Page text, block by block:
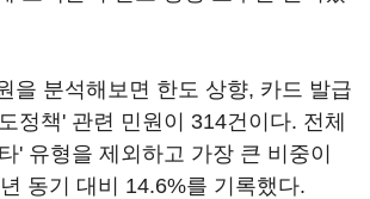
을 분석해보면 한도 상향, 카드 발급
정책' 관련 민원이 314건이다. 전체
' 유형을 제외하고 가장 큰 비중이
동기 대비 14.6%를 기록했다.